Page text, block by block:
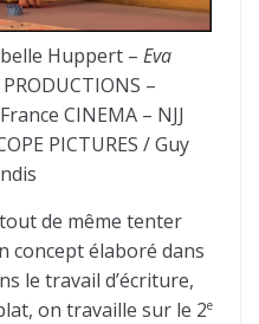
Huppert – Eva
–
CINEMA – NJJ
PICTURES / Guy
de même tenter
concept élaboré dans
le travail d’écriture,
on travaille sur le 2e